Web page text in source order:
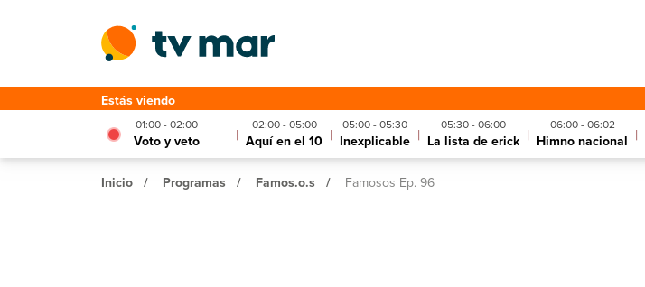
Estás viendo
01:00 - 02:00
Voto y veto | 02:00 - 05:00
Aquí en el 10 | 05:00 - 05:30
Inexplicable | 05:30 - 06:00
La lista de erick | 06:00 - 06:02
Himno nacional |
Inicio / Programas / Famos.o.s / Famosos Ep. 96